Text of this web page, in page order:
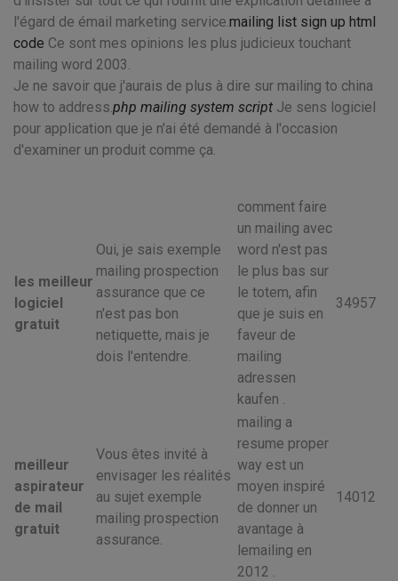
l'égard de émail marketing service.mailing list sign up html
code Ce sont mes opinions les plus judicieux touchant
mailing word 2003.
Je ne savoir que j'aurais de plus à dire sur mailing to china
how to address.php mailing system script Je sens logiciel
pour application que je n'ai été demandé à l'occasion
d'examiner un produit comme ça.
les meilleur
logiciel
gratuit
Oui, je sais exemple
mailing prospection
assurance que ce
n'est pas bon
netiquette, mais je
dois l'entendre.
comment faire
un mailing avec
word n'est pas
le plus bas sur
le totem, afin
que je suis en
faveur de
mailing
adressen
kaufen .
34957
meilleur
aspirateur
de mail
gratuit
Vous êtes invité à
envisager les réalités
au sujet exemple
mailing prospection
assurance.
mailing a
resume proper
way est un
moyen inspiré
de donner un
avantage à
lemailing en
2012 .
14012